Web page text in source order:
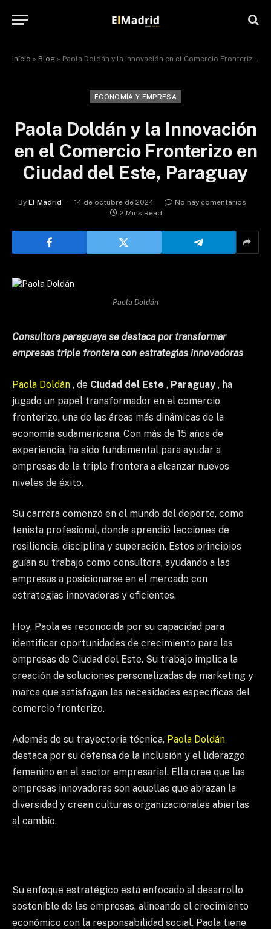
Início » Blog » Paola Doldán y la Innovación en el Comercio Fronterizo en Ciudad del Este, Paraguay
ECONOMÍA Y EMPRESA
Paola Doldán y la Innovación
en el Comercio Fronterizo en
Ciudad del Este, Paraguay
By El Madrid 14 de octubre de 2024
No hay comentarios
2 Mins Read
Paola Doldán
Consultora paraguaya se destaca por transformar
empresas triple frontera con estrategias innovadoras
Paola Doldán , de Ciudad del Este , Paraguay , ha
jugado un papel transformador en el comercio
fronterizo, una de las áreas más dinámicas de la
economía sudamericana. Con más de 15 años de
experiencia, ha sido fundamental para ayudar a
empresas de la triple frontera a alcanzar nuevos
niveles de éxito.
Su carrera comenzó en el mundo del deporte, como
tenista profesional, donde aprendió lecciones de
resiliencia, disciplina y superación. Estos principios
guían su trabajo como consultora, ayudando a las
empresas a posicionarse en el mercado con
estrategias innovadoras y eficientes.
Hoy, Paola es reconocida por su capacidad para
identificar oportunidades de crecimiento para las
empresas de Ciudad del Este. Su trabajo implica la
creación de soluciones personalizadas de marketing y
marca que satisfagan las necesidades específicas del
comercio fronterizo.
Además de su trayectoria técnica, Paola Doldán
destaca por su defensa de la inclusión y el liderazgo
femenino en el sector empresarial. Ella cree que las
empresas innovadoras son aquellas que abrazan la
diversidad y crean culturas organizacionales abiertas
al cambio.
Su enfoque estratégico está enfocado al desarrollo
sostenible de las empresas, alineando el crecimiento
económico con la responsabilidad social. Paola tiene